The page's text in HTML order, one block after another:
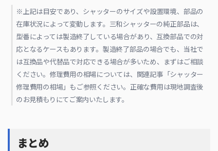
※上記は目安であり、シャッターのサイズや設置環境、部品の
在庫状況によって変動します。三和シャッターの純正部品は、
型番によっては製造終了している場合があり、互換部品での対
応となるケースもあります。製造終了部品の場合でも、当社で
は互換品や代替品で対応できる場合が多いため、まずはご相談
ください。修理費用の相場については、関連記事「シャッター
修理費用の相場」もご参照ください。正確な費用は現地調査後
のお見積もりにてご案内いたします。
まとめ